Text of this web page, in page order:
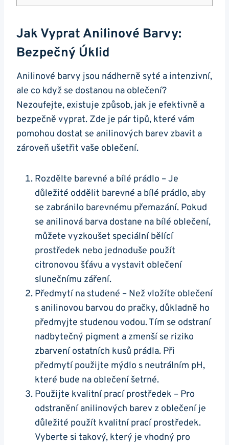
Jak Vyprat Anilinové Barvy:
Bezpečný Úklid
Anilinové barvy jsou nádherně syté a intenzivní,
ale co když se dostanou na oblečení?
Nezoufejte, existuje způsob, jak je efektivně a
bezpečně vyprat. Zde je pár tipů, které vám
pomohou dostat se anilinových barev zbavit a
zároveň ušetřit vaše oblečení.
Rozdělte barevné a bílé prádlo – Je
důležité oddělit barevné a bílé prádlo, aby
se zabránilo barevnému přemazání. Pokud
se anilinová barva dostane na bílé oblečení,
můžete vyzkoušet speciální bělící
prostředek nebo jednoduše použít
citronovou šťávu a vystavit oblečení
slunečnímu záření.
Předmytí na studené – Než vložíte oblečení
s anilinovou barvou do pračky, důkladně ho
předmyjte studenou vodou. Tím se odstraní
nadbytečný pigment a zmenší se riziko
zbarvení ostatních kusů prádla. Při
předmytí použijte mýdlo s neutrálním pH,
které bude na oblečení šetrné.
Použijte kvalitní prací prostředek – Pro
odstranění anilinových barev z oblečení je
důležité použít kvalitní prací prostředek.
Vyberte si takový, který je vhodný pro